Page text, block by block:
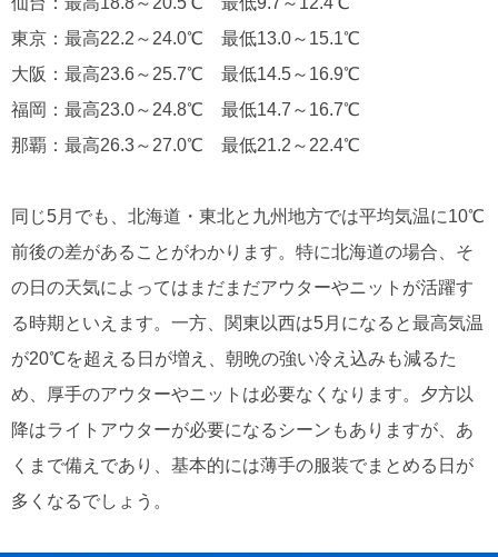
東京：最高22.2～24.0℃ 最低13.0～15.1℃
大阪：最高23.6～25.7℃ 最低14.5～16.9℃
福岡：最高23.0～24.8℃ 最低14.7～16.7℃
那覇：最高26.3～27.0℃ 最低21.2～22.4℃
同じ5月でも、北海道・東北と九州地方では平均気温に10℃
前後の差があることがわかります。特に北海道の場合、そ
の日の天気によってはまだまだアウターやニットが活躍す
る時期といえます。一方、関東以西は5月になると最高気温
が20℃を超える日が増え、朝晩の強い冷え込みも減るた
め、厚手のアウターやニットは必要なくなります。夕方以
降はライトアウターが必要になるシーンもありますが、あ
くまで備えであり、基本的には薄手の服装でまとめる日が
多くなるでしょう。